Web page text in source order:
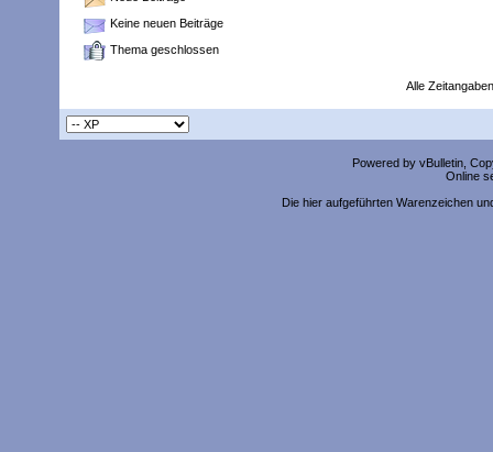
Keine neuen Beiträge
Thema geschlossen
Alle
Powered by vBulletin,
Online
Die hier aufgeführten Warenzeichen